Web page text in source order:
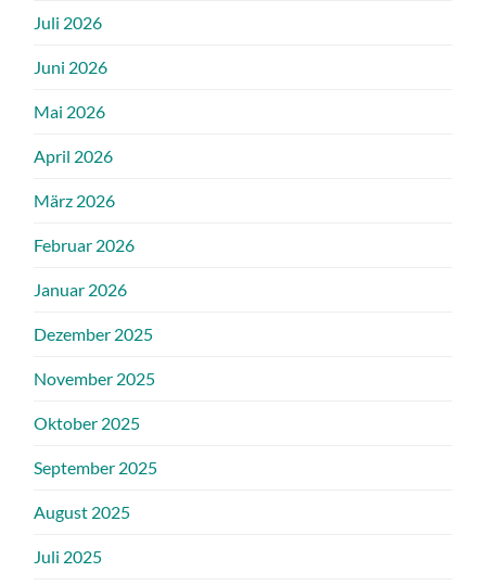
Juli 2026
Juni 2026
Mai 2026
April 2026
März 2026
Februar 2026
Januar 2026
Dezember 2025
November 2025
Oktober 2025
September 2025
August 2025
Juli 2025